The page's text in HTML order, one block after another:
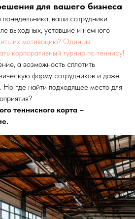
для вашего бизнеса
понедельника, ваши сотрудники
выходных, уставшие и немного
их мотивацию? Один из
корпоративный турнир по теннису!
а возможность сплотить
форму сотрудников и даже
Но где найти подходящее место для
теннисного корта –